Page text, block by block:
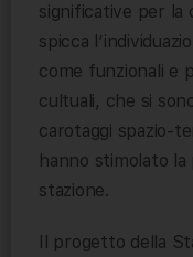
significative per la
spicca
come funzionali e
cultuali, che si
carotaggi spazio-
hanno stimolato
stazione.
Il progetto della